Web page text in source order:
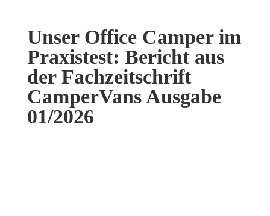
Unser Office Camper im
Praxistest: Bericht aus
der Fachzeitschrift
CamperVans Ausgabe
01/2026